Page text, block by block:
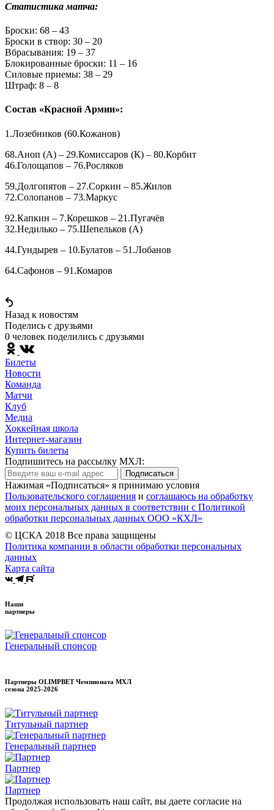
Статистика матча:
Броски: 68 – 43
Броски в створ: 30 – 20
Вбрасывания: 19 – 37
Блокированные броски: 11 – 16
Силовые приемы: 38 – 29
Штраф: 8 – 8
Состав «Красной Армии»:
1.Лозебников (60.Кожанов)
68.Аноп (А) – 29.Комиссаров (К) – 80.Корбит
46.Голощапов – 76.Росляков
59.Долгопятов – 27.Соркин – 85.Жилов
72.Солопанов – 73.Маркус
92.Капкин – 7.Корешков – 21.Пугачёв
32.Недилько – 75.Шепельков (А)
44.Гундырев – 10.Булатов – 51.Лобанов
64.Сафонов – 91.Комаров
Назад к новостям
Поделись c друзьями
0 человек поделились c друзьями
Билеты
Новости
Команда
Матчи
Клуб
Медиа
Хоккейная школа
Интернет-магазин
Купить билеты
Подпишитесь на рассылку МХЛ:
Подписаться
Нажимая «Подписаться» я принимаю условия
Пользовательского соглашения и соглашаюсь на обработку
моих персональных данных в соответствии с Политикой
обработки персональных данных ООО «КХЛ»
© ЦСКА 2018 Все права защищены
Политика компании в области обработки персональных
данных
Карта сайта
Наши
партнеры
Генеральный спонсор
Партнеры OLIMPBET Чемпионата МХЛ
сезона 2025-2026
Титульный партнер
Генеральный партнер
Партнер
Партнер
Продолжая использовать наш сайт, вы даете согласие на